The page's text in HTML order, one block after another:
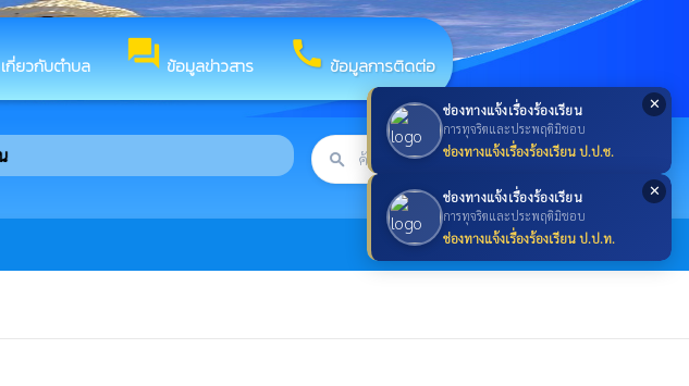
✕
ช่องทางแจ้งเรื่องร้องเรียน
การทุจริตและประพฤติมิชอบ
ช่องทางแจ้งเรื่องร้องเรียน ป.ป.ช.
✕
ช่องทางแจ้งเรื่องร้องเรียน
การทุจริตและประพฤติมิชอบ
ช่องทางแจ้งเรื่องร้องเรียน ป.ป.ท.
เกี่ยวกับตำบล forumข้อมูลข่าวสาร callข้อมูลการติดต่อ
search searchค้นหา